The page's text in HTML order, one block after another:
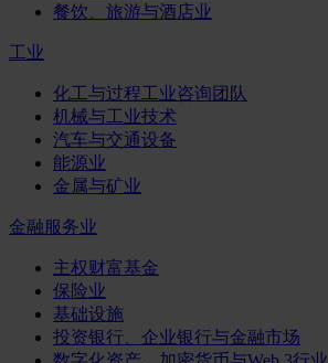
餐饮、旅游与酒店业
工业
化工与过程工业咨询团队
机械与工业技术
汽车与交通设备
能源业
金属与矿业
金融服务业
主权财富基金
保险业
基础设施
投资银行、企业银行与金融市场